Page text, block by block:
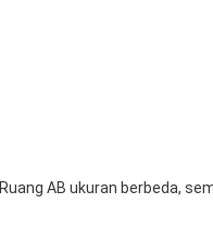
Ruang AB ukuran berbeda,